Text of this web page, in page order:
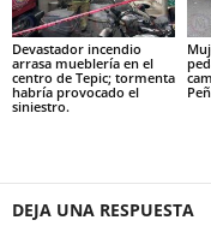
Devastador incendio
arrasa mueblería en el
centro de Tepic; tormenta
habría provocado el
siniestro.
DEJA UNA RESPUESTA